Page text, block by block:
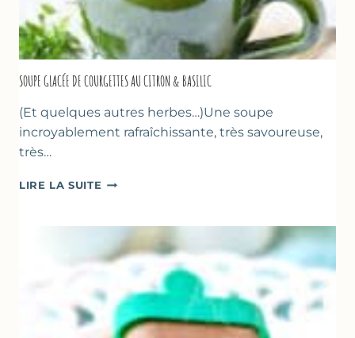
SOUPE GLACÉE DE COURGETTES AU CITRON & BASILIC
(Et quelques autres herbes…)Une soupe
incroyablement rafraîchissante, très savoureuse,
très…
LIRE LA SUITE SOUPE
COURGETTES
AU
CITRON
BASILIC